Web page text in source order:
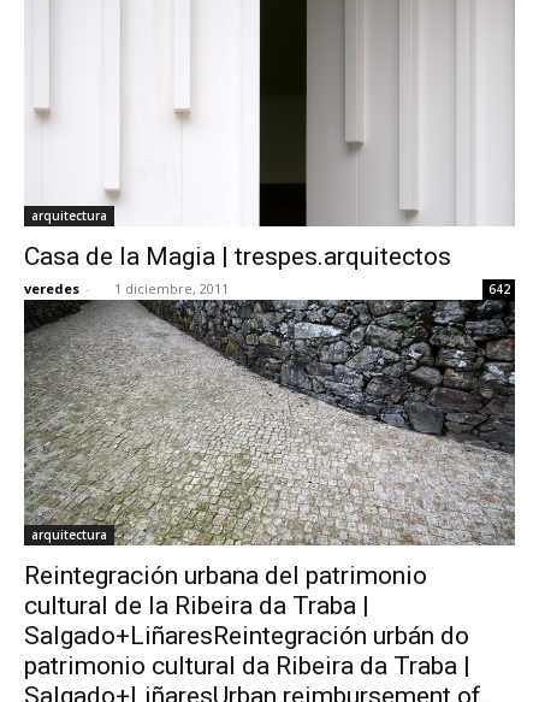
arquitectura
Casa de la Magia | trespes.arquitectos
veredes - 1 diciembre, 2011 642
arquitectura
Reintegración urbana del patrimonio
cultural de la Ribeira da Traba |
Salgado+LiñaresReintegración urbán do
patrimonio cultural da Ribeira da Traba |
Salgado+LiñaresUrban reimbursement of...